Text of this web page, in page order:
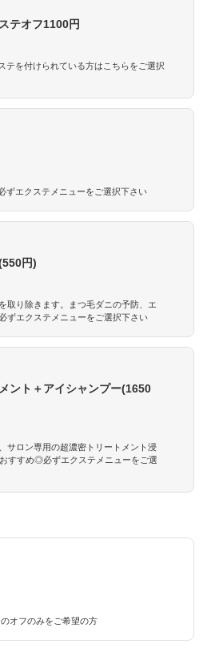
テオフ1100円
テを付けられている方はこちらをご選択
ずエクステメニューをご選択下さい
円)
取り除きます。まつ毛ダニの予防、エ
ずエクステメニューをご選択下さい
ント＋アイシャンプー(1650
サロン専用の超濃密トリートメント浸
すすめ◎必ずエクステメニューをご選
オフのみをご希望の方